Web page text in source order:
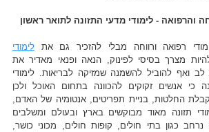
והרפואה - לימודי מדעי התזונה לתואר ראשון
רפואה ורווחה מבלי להזכיר גם אתלימודי
מצרך בסיסי לפינוק, הנאה ופנאי מאדיר את
ואף להוביל להשמנה שמזיקה לבריאות. לימודי
כי אנשים זקוקים להכוונה בתחום האוכל ולכן
החלטות, בניית תפריטים, אנטומיה של האדם,
תזונה מאוד מבוקשים בארץ ובעולם ומשלבים
כגון בתי חולים, קופות חולים, מכוני כושר,